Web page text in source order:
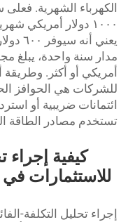
الكهرباء الشهرية.
١٠٠٠ دولار أمريكي
يعني
أمريكي أو أكثر. وطريقة
للشركات هي الحوافز
ائتمانات ضريبية أو
تستخدم مصادر الطاقة
كيفية إجراء
للاستثمارات
إجراء تحليل التكلفة-